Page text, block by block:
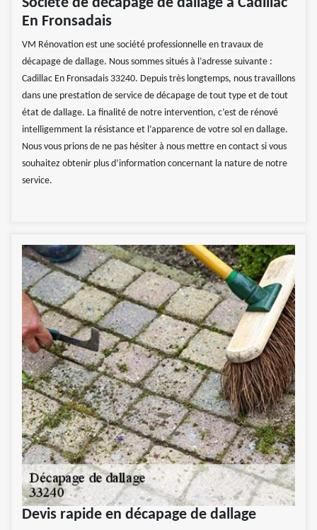
Société de décapage de dallage à Cadillac
En Fronsadais
VM Rénovation est une société professionnelle en travaux de
décapage de dallage. Nous sommes situés à l’adresse suivante :
Cadillac En Fronsadais 33240. Depuis très longtemps, nous travaillons
dans une prestation de service de décapage de tout type et de tout
état de dallage. La finalité de notre intervention, c’est de rénové
intelligemment la résistance et l’apparence de votre sol en dallage.
Nous vous prions de ne pas hésiter à nous mettre en contact si vous
souhaitez obtenir plus d’information concernant la nature de notre
service.
Devis rapide en décapage de dallage